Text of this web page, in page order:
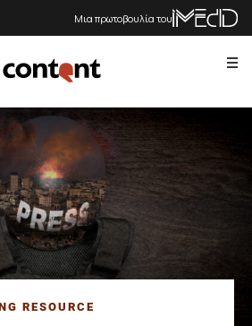
Μια πρωτοβουλία του
RESOURCE